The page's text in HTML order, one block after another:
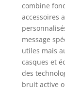
combine
accessoires
message
utiles mais
casques et
des
bruit active